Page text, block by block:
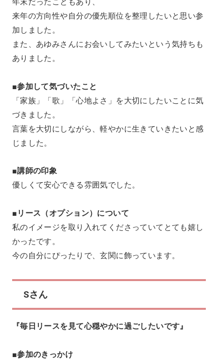
来年の方向性や自分の優先順位を整理したいと思い参
加しました。
また、あゆみさんにお会いしてみたいという気持ちも
ありました。
■参加して気づいたこと
「家族」「歌」「心地よさ」を大切にしたいことに気
づきました。
言葉を大切にしながら、軽やかに生きていきたいと感
じました。
■講師の印象
優しくて安心できる雰囲気でした。
■リース（オプション）について
私のイメージを取り入れてくださっていてとても嬉し
かったです。
今の自分にぴったりで、玄関に飾っています。
Sさん
『毎日リースを見て心穏やかに過ごしたいです』
■参加のきっかけ